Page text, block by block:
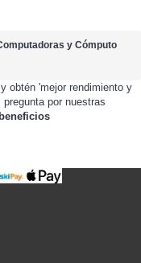
y Cómputo
obtén 'mejor rendimiento y
pregunta por nuestras